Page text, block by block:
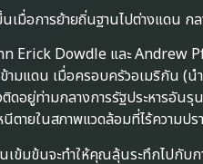
นเมื่อการย้ายถิ่นฐานไปต่างแดน
Erick Dowdle และ Andrew
ามแดน เมื่อครอบครัวอเมริกัน
ดอยู่ท่ามกลางการรัฐประหารอันรุ
นีตายในสภาพแวดล้อมที่ไร้ความปร
เข้มข้นจะทำให้คุณลุ้นระทึกไปกับ